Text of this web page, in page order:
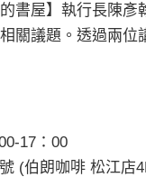
書屋】執行長陳
關議題。透過兩
17：00
(伯朗咖啡 松江店